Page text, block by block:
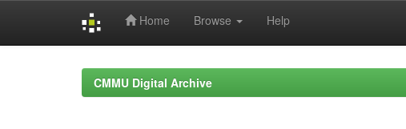
Home Browse Help
CMMU Digital Archive